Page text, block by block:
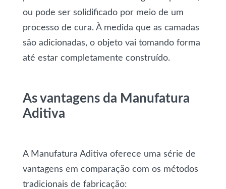
ou pode ser solidificado por meio de um
processo de cura. À medida que as camadas
são adicionadas, o objeto vai tomando forma
até estar completamente construído.
As vantagens da Manufatura
Aditiva
A Manufatura Aditiva oferece uma série de
vantagens em comparação com os métodos
tradicionais de fabricação: